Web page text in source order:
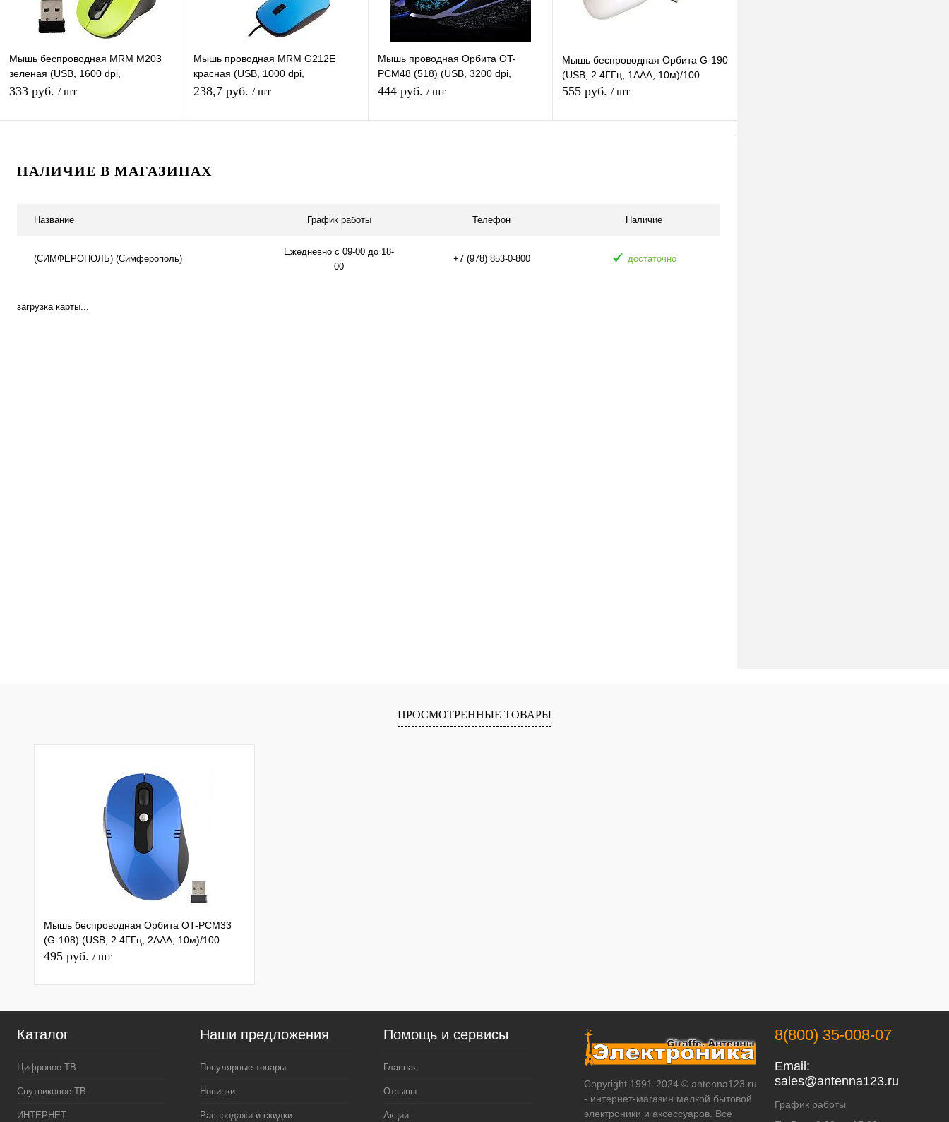
Мышь беспроводная MRM M203
зеленая (USB, 1600 dpi,
оптическая, 3 кнопки)
333 руб. / шт
Мышь проводная MRM G212E
красная (USB, 1000 dpi,
оптическая, 3 кнопки)
238,7 руб. / шт
Мышь проводная Орбита OT-
PCM48 (518) (USB, 3200 dpi,
оптическая, 6 кнопок)
444 руб. / шт
Мышь беспроводная Орбита G-190
(USB, 2.4ГГц, 1ААА, 10м)/100
555 руб. / шт
НАЛИЧИЕ В МАГАЗИНАХ
Название График работы Телефон Наличие
(СИМФЕРОПОЛЬ) (Симферополь)
Ежедневно с 09-00 до 18-
00
+7 (978) 853-0-800 достаточно
загрузка карты...
ПРОСМОТРЕННЫЕ ТОВАРЫ
Мышь беспроводная Орбита OT-PCM33
(G-108) (USB, 2.4ГГц, 2ААА, 10м)/100
495 руб. / шт
Каталог
Цифровое ТВ
Спутниковое ТВ
ИНТЕРНЕТ
Наши предложения
Популярные товары
Новинки
Распродажи и скидки
Помощь и сервисы
Главная
Отзывы
Акции
Copyright 1991-2024 © antenna123.ru
- интернет-магазин мелкой бытовой
электроники и аксессуаров. Все
8(800) 35-008-07
Email:
sales@antenna123.ru
График работы